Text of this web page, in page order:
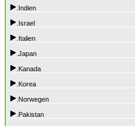
.Indien
.Israel
.Italien
.Japan
.Kanada
.Korea
.Norwegen
.Pakistan